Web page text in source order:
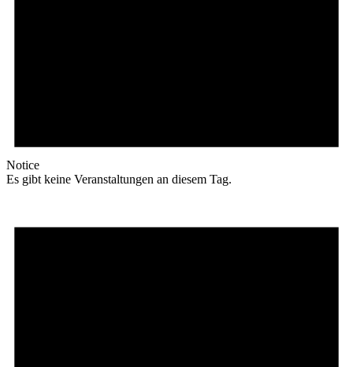
Notice
Es gibt keine Veranstaltungen an diesem Tag.